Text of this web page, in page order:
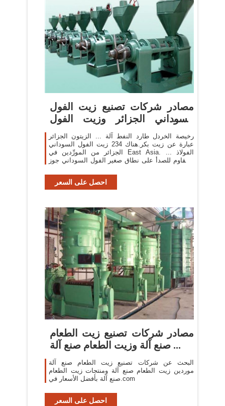
مصادر شركات تصنيع زيت الفول
السوداني الجزائر وزيت الفول
السوداني الجزائر ...
رخيصة الخردل طارد النفط آلة ... الزيتون الجزائر
عبارة عن زيت بكر.هناك 234 زيت الفول السوداني
الجزائر من المورِّدين في East Asia. ... الفولاذ
المقاوم للصدأ على نطاق صغير الفول السوداني جوز
احصل على السعر
مصادر شركات تصنيع زيت الطعام
صنع آلة وزيت الطعام صنع آلة ...
البحث عن شركات تصنيع زيت الطعام صنع آلة
موردين زيت الطعام صنع آلة ومنتجات زيت الطعام
صنع آلة بأفضل الأسعار في.com
احصل على السعر